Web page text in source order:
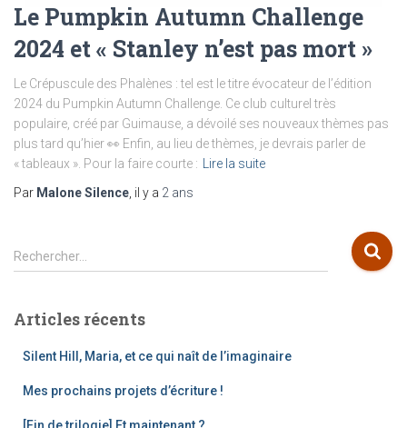
Le Pumpkin Autumn Challenge
2024 et « Stanley n’est pas mort »
Le Crépuscule des Phalènes : tel est le titre évocateur de l’édition
2024 du Pumpkin Autumn Challenge. Ce club culturel très
populaire, créé par Guimause, a dévoilé ses nouveaux thèmes pas
plus tard qu’hier 👀 Enfin, au lieu de thèmes, je devrais parler de
« tableaux ». Pour la faire courte :
Lire la suite
Par Malone Silence , il y a 2 ans
R
e
e
Rechercher…
Articles récents
Silent Hill, Maria, et ce qui naît de l’imaginaire
Mes prochains projets d’écriture !
[Fin de trilogie] Et maintenant ?